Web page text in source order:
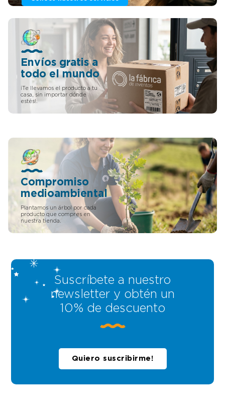
Envíos gratis a
todo el mundo
¡Te llevamos el producto a tu
casa, sin importar dónde
estés!.
Compromiso
medioambiental
Plantamos un árbol por cada
producto que compres en
nuestra tienda.
Suscríbete a nuestro
newsletter y obtén un
10% de descuento
Quiero suscribirme!